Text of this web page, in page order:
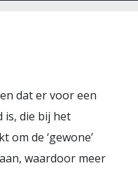
dat er voor een
is, die bij het
om de ‘gewone’
waardoor meer